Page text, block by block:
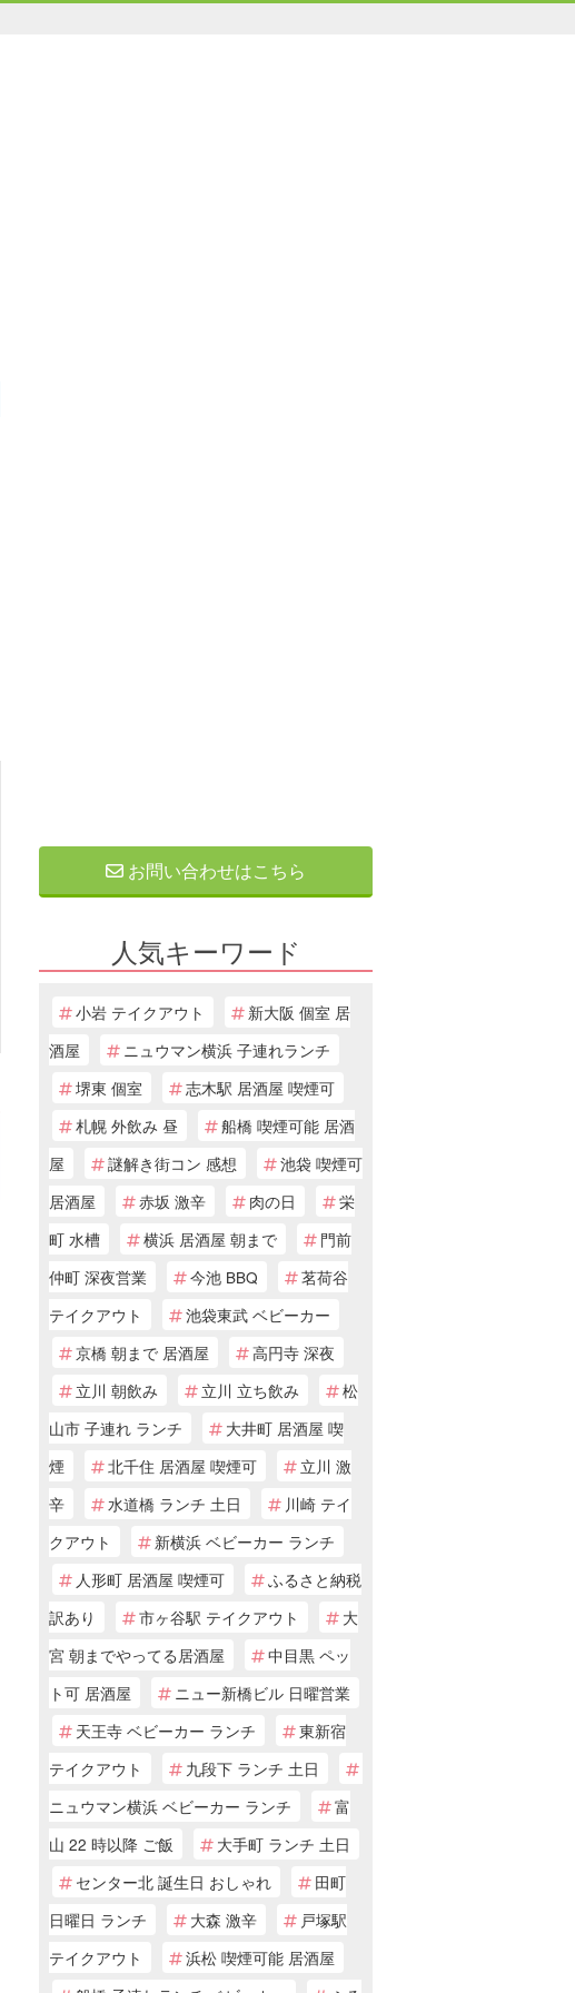
お問い合わせはこちら
人気キーワード
小岩 テイクアウト
新大阪 個室 居
酒屋
ニュウマン横浜 子連れランチ
堺東 個室
志木駅 居酒屋 喫煙可
札幌 外飲み 昼
船橋 喫煙可能 居酒
屋
謎解き街コン 感想
池袋 喫煙可
居酒屋
赤坂 激辛 肉の日
栄
町 水槽
横浜 居酒屋 朝まで
門前
仲町 深夜営業
今池 BBQ
茗荷谷
テイクアウト
池袋東武 ベビーカー
京橋 朝まで 居酒屋
高円寺 深夜
立川 朝飲み
立川 立ち飲み
松
山市 子連れ ランチ
大井町 居酒屋 喫
煙
北千住 居酒屋 喫煙可
立川 激
辛
水道橋 ランチ 土日
川崎 テイ
クアウト
新横浜 ベビーカー ランチ
人形町 居酒屋 喫煙可
ふるさと納税
訳あり
市ヶ谷駅 テイクアウト
大
宮 朝までやってる居酒屋
中目黒 ペッ
ト可 居酒屋
ニュー新橋ビル 日曜営業
天王寺 ベビーカー ランチ
東新宿
テイクアウト
九段下 ランチ 土日
ニュウマン横浜 ベビーカー ランチ
富
山 22 時以降 ご飯
大手町 ランチ 土日
センター北 誕生日 おしゃれ
田町
日曜日 ランチ
大森 激辛
戸塚駅
テイクアウト
浜松 喫煙可能 居酒屋